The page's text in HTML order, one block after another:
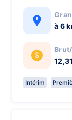
à 6
Intérim